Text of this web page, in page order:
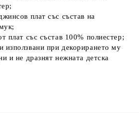
плат със състав на
плат със състав 100% полиестер;
при декорирането му
и не дразнят нежната детска